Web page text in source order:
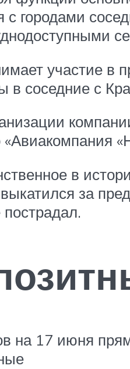
с городами
участие в
в соседние с
в
за
на 17 июня